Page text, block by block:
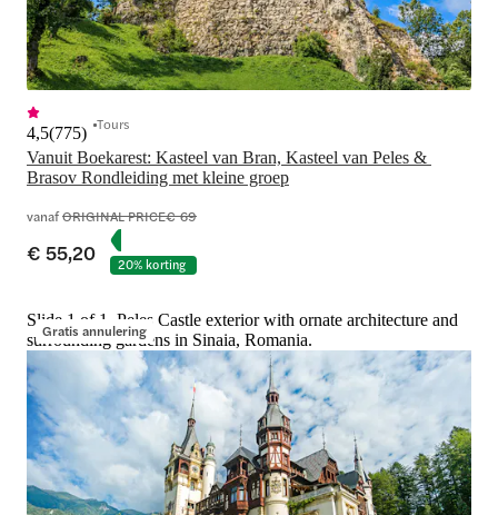
Vanuit Boekarest: Kasteel van Bran, Kasteel van Peles &
4,5(775) Tours
vanafORIGINAL PRICE€ 69
€ 55,20 20% korting
Gratis annulering
Slide 1 of 1, Peles Castle exterior with ornate architecture and
surrounding gardens in Sinaia, Romania.